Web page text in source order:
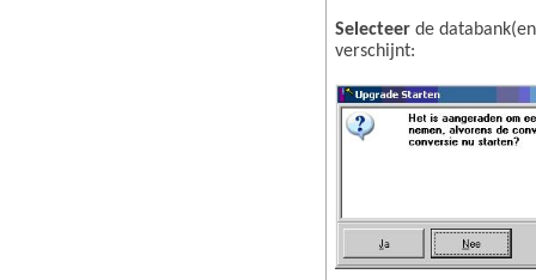
Selecteer de
verschijnt: